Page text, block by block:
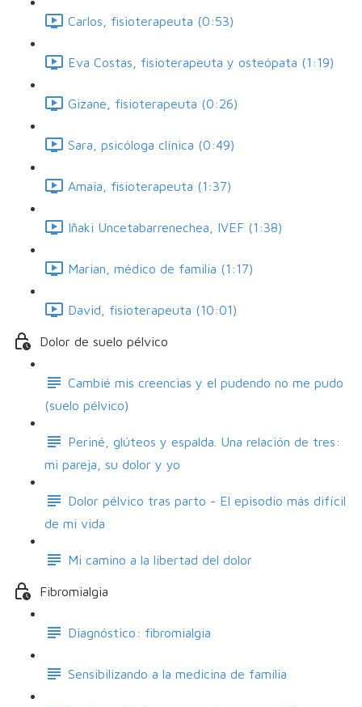
Carlos, fisioterapeuta (0:53)
Eva Costas, fisioterapeuta y osteópata (1:19)
Gizane, fisioterapeuta (0:26)
Sara, psicóloga clínica (0:49)
Amaia, fisioterapeuta (1:37)
Iñaki Uncetabarrenechea, IVEF (1:38)
Marian, médico de familia (1:17)
David, fisioterapeuta (10:01)
Dolor de suelo pélvico
Cambié mis creencias y el pudendo no me pudo
(suelo pélvico)
Periné, glúteos y espalda. Una relación de tres:
mi pareja, su dolor y yo
Dolor pélvico tras parto - El episodio más difícil
de mi vida
Mi camino a la libertad del dolor
Fibromialgia
Diagnóstico: fibromialgia
Sensibilizando a la medicina de familia